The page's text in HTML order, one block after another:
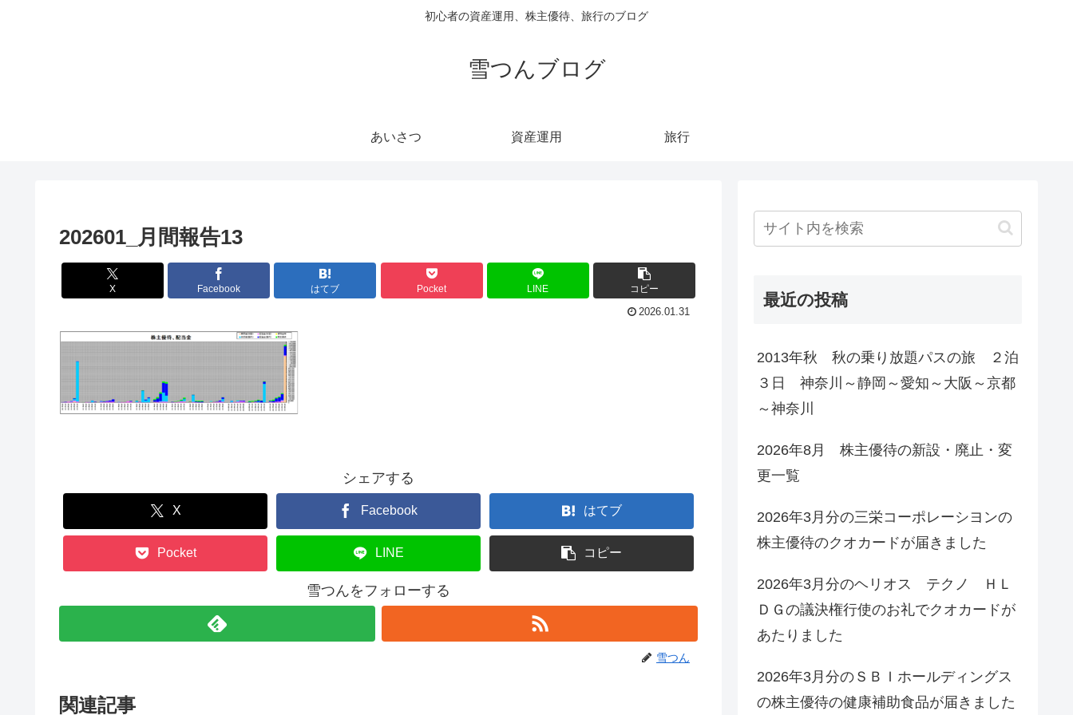
初心者の資産運用、株主優待、旅行のブログ
雪つんブログ
あいさつ 資産運用 旅行
202601_月間報告13
X Facebook はてブ Pocket LINE コピー
2026.01.31
シェアする
X Facebook はてブ
Pocket LINE コピー
雪つんをフォローする
雪つん
関連記事
最近の投稿
2013年秋 秋の乗り放題パスの旅 ２泊
３日 神奈川～静岡～愛知～大阪～京都
～神奈川
2026年8月 株主優待の新設・廃止・変
更一覧
2026年3月分の三栄コーポレーシヨンの
株主優待のクオカードが届きました
2026年3月分のヘリオス テクノ ＨＬ
ＤＧの議決権行使のお礼でクオカードが
あたりました
2026年3月分のＳＢＩホールディングス
の株主優待の健康補助食品が届きました